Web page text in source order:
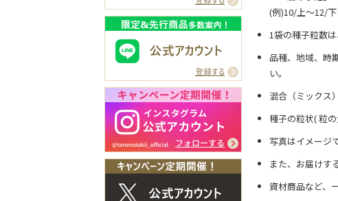
(例)10/上～12/
1袋の種子粒数
品種、地域、時
い。
混合（ミックス
種子の粒状( 粒
写真はイメージ
また、お届けす
資材商品など、